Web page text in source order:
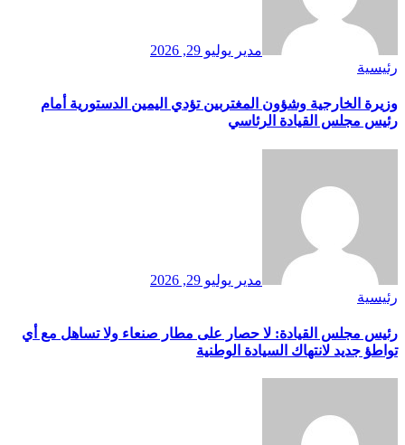
مدير يوليو 29, 2026
رئيسية
وزيرة الخارجية وشؤون المغتربين تؤدي اليمين الدستورية أمام
رئيس مجلس القيادة الرئاسي
مدير يوليو 29, 2026
رئيسية
رئيس مجلس القيادة: لا حصار على مطار صنعاء ولا تساهل مع أي
تواطؤ جديد لانتهاك السيادة الوطنية